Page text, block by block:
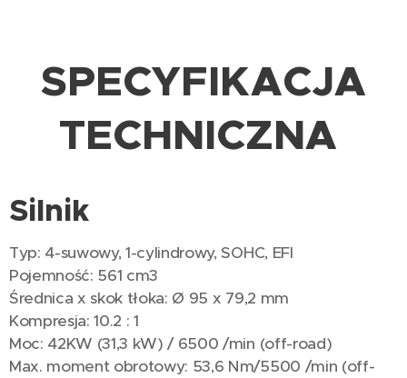
SPECYFIKACJA
TECHNICZNA
Silnik
Typ: 4-suwowy, 1-cylindrowy, SOHC, EFI
Pojemność: 561 cm3
Średnica x skok tłoka: Ø 95 x 79,2 mm
Kompresja: 10.2 : 1
Moc: 42KW (31,3 kW) / 6500 /min (off-road)
Max. moment obrotowy: 53,6 Nm/5500 /min (off-